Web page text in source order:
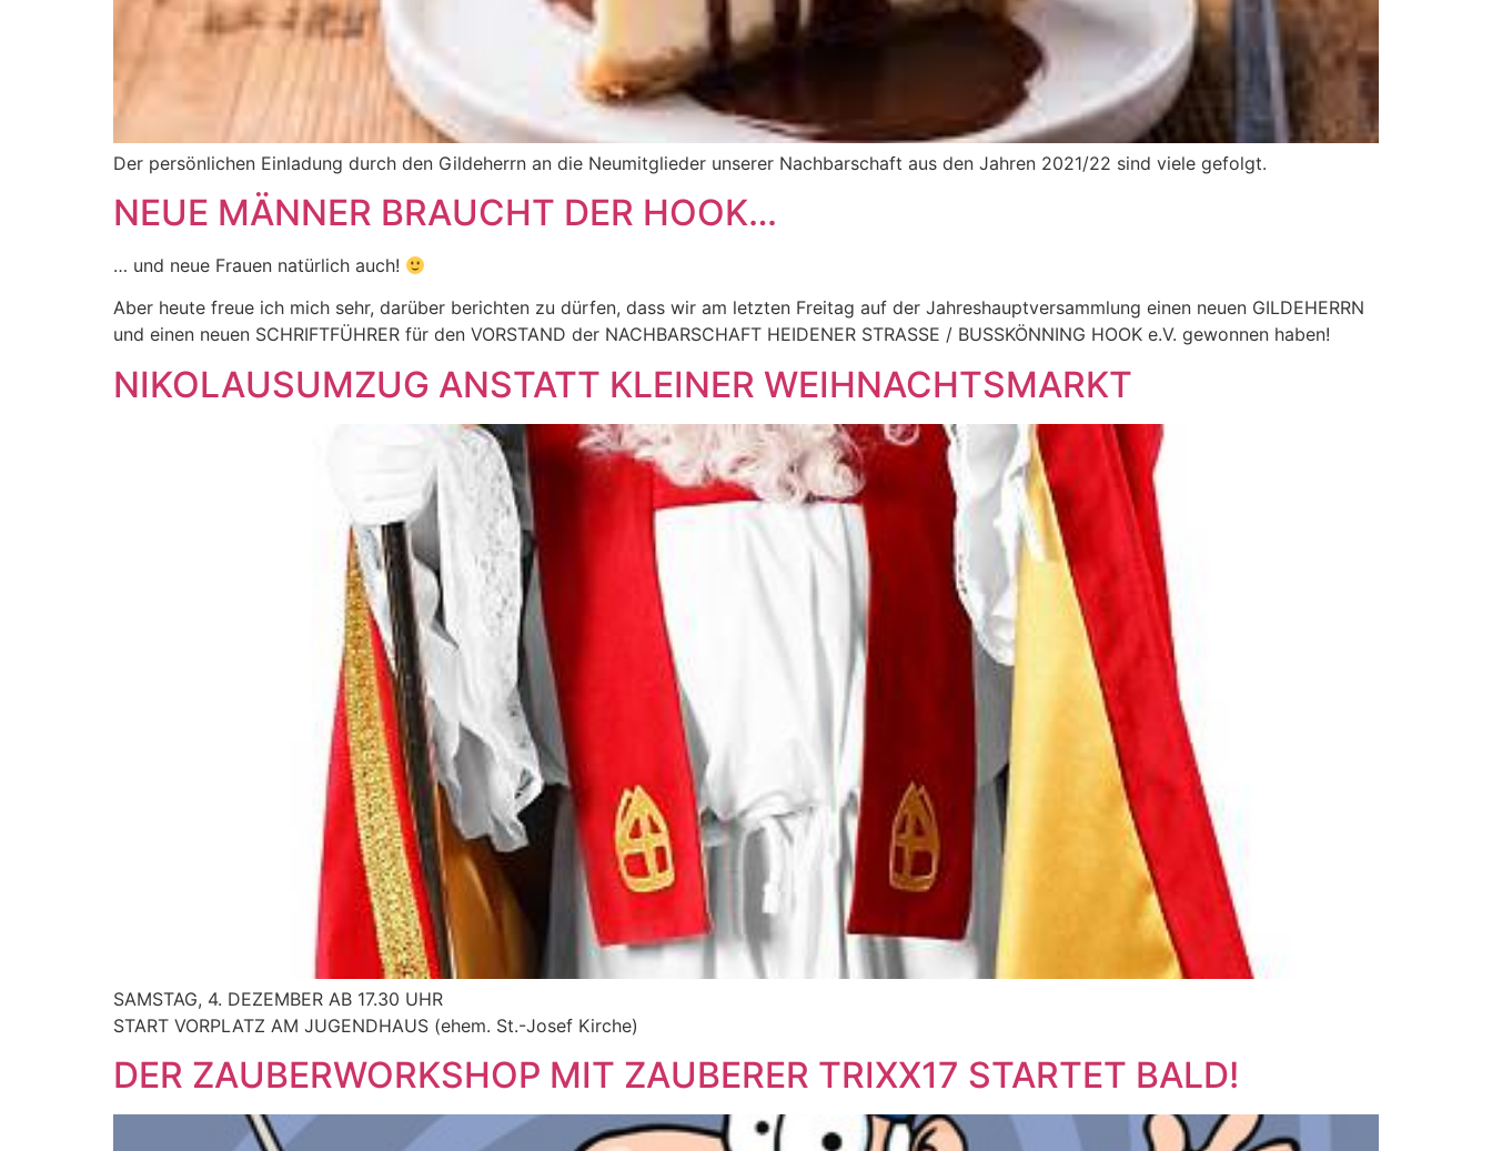
Der persönlichen Einladung durch den Gildeherrn an die Neumitglieder unserer Nachbarschaft aus den Jahren 2021/22 sind viele gefolgt.
NEUE MÄNNER BRAUCHT DER HOOK…
… und neue Frauen natürlich auch!
Aber heute freue ich mich sehr, darüber berichten zu dürfen, dass wir am letzten Freitag auf der Jahreshauptversammlung einen neuen GILDEHERRN
und einen neuen SCHRIFTFÜHRER für den VORSTAND der NACHBARSCHAFT HEIDENER STRASSE / BUSSKÖNNING HOOK e.V. gewonnen haben!
NIKOLAUSUMZUG ANSTATT KLEINER WEIHNACHTSMARKT
SAMSTAG, 4. DEZEMBER AB 17.30 UHR
START VORPLATZ AM JUGENDHAUS (ehem. St.-Josef Kirche)
DER ZAUBERWORKSHOP MIT ZAUBERER TRIXX17 STARTET BALD!